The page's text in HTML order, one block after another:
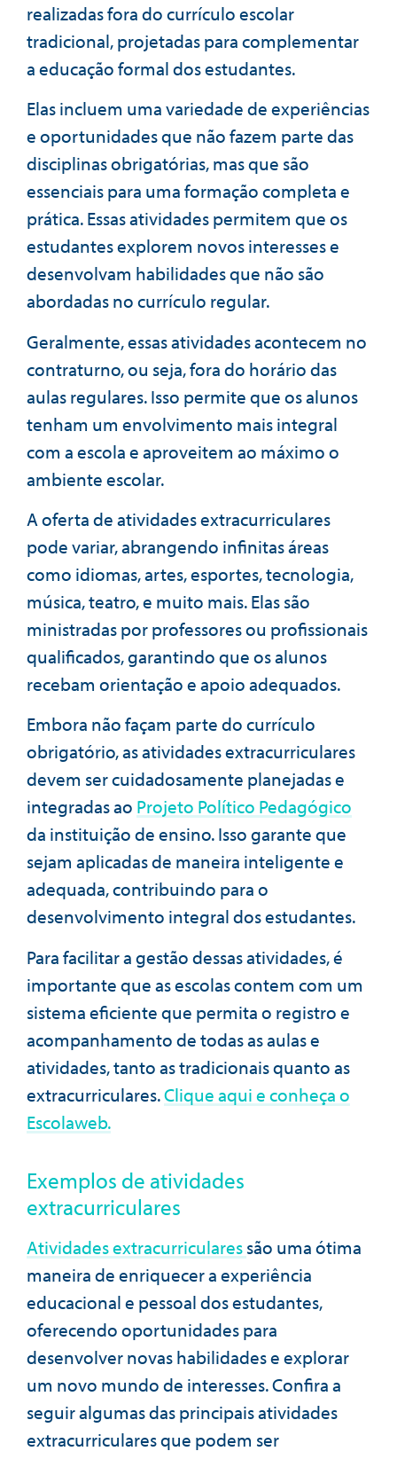
realizadas fora do currículo escolar
tradicional, projetadas para complementar
a educação formal dos estudantes.
Elas incluem uma variedade de experiências
e oportunidades que não fazem parte das
disciplinas obrigatórias, mas que são
essenciais para uma formação completa e
prática. Essas atividades permitem que os
estudantes explorem novos interesses e
desenvolvam habilidades que não são
abordadas no currículo regular.
Geralmente, essas atividades acontecem no
contraturno, ou seja, fora do horário das
aulas regulares. Isso permite que os alunos
tenham um envolvimento mais integral
com a escola e aproveitem ao máximo o
ambiente escolar.
A oferta de atividades extracurriculares
pode variar, abrangendo infinitas áreas
como idiomas, artes, esportes, tecnologia,
música, teatro, e muito mais. Elas são
ministradas por professores ou profissionais
qualificados, garantindo que os alunos
recebam orientação e apoio adequados.
Embora não façam parte do currículo
obrigatório, as atividades extracurriculares
devem ser cuidadosamente planejadas e
integradas ao Projeto Político Pedagógico
da instituição de ensino. Isso garante que
sejam aplicadas de maneira inteligente e
adequada, contribuindo para o
desenvolvimento integral dos estudantes.
Para facilitar a gestão dessas atividades, é
importante que as escolas contem com um
sistema eficiente que permita o registro e
acompanhamento de todas as aulas e
atividades, tanto as tradicionais quanto as
extracurriculares.Clique aqui e conheça o
Escolaweb.
Exemplos de atividades
extracurriculares
Atividades extracurricularessão uma ótima
maneira de enriquecer a experiência
educacional e pessoal dos estudantes,
oferecendo oportunidades para
desenvolver novas habilidades e explorar
um novo mundo de interesses. Confira a
seguir algumas das principais atividades
extracurriculares que podem ser